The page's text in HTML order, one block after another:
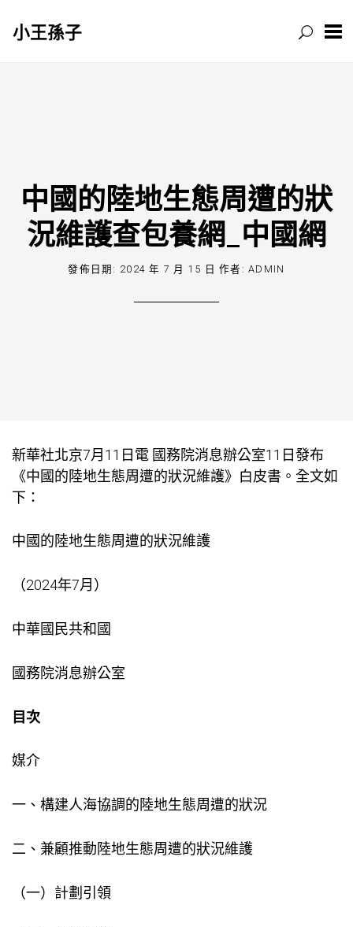
小王孫子
中國的陸地生態周遭的狀
況維護查包養網_中國網
發佈日期: 2024 年 7 月 15 日 作者:ADMIN
新華社北京7月11日電 國務院消息辦公室11日發布
《中國的陸地生態周遭的狀況維護》白皮書。全文如
下：
中國的陸地生態周遭的狀況維護
（2024年7月）
中華國民共和國
國務院消息辦公室
目次
媒介
一、構建人海協調的陸地生態周遭的狀況
二、兼顧推動陸地生態周遭的狀況維護
（一）計劃引領